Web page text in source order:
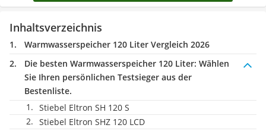
Inhaltsverzeichnis
Warmwasserspeicher 120 Liter Vergleich 2026
Die besten Warmwasserspeicher 120 Liter: Wählen
Sie Ihren persönlichen Testsieger aus der
Bestenliste.
Stiebel Eltron SH 120 S
Stiebel Eltron SHZ 120 LCD